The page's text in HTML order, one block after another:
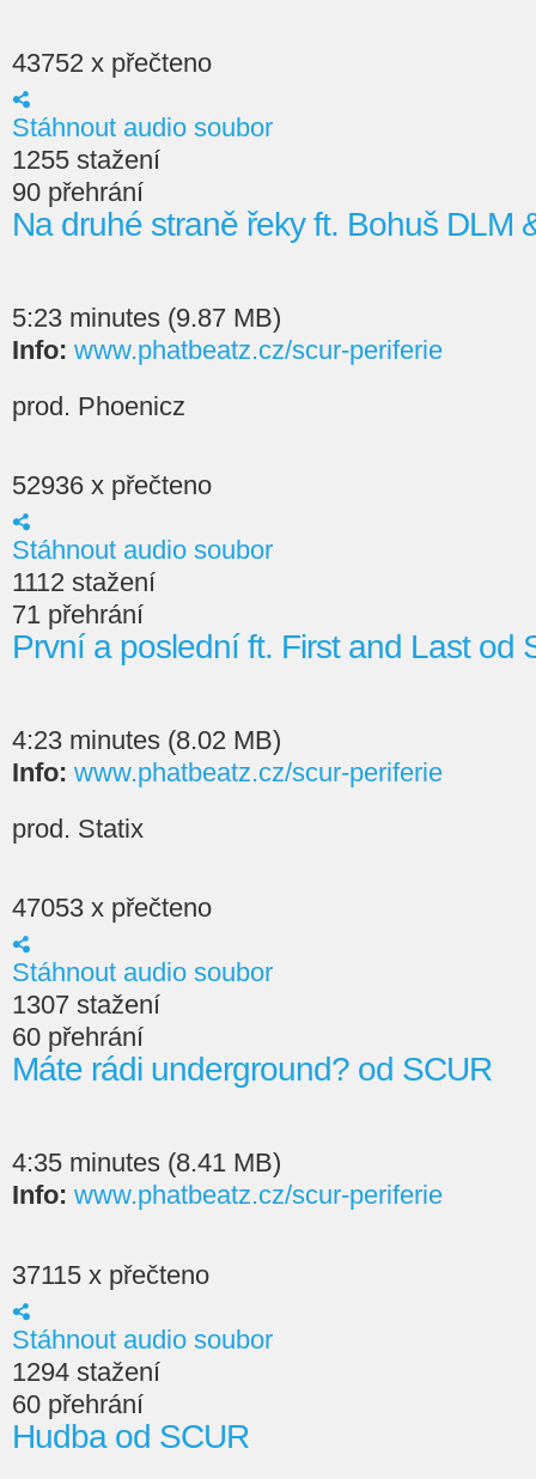
43752 x přečteno
Stáhnout audio soubor
1255 stažení
90 přehrání
Na druhé straně řeky ft. Bohuš DLM
5:23 minutes (9.87 MB)
Info: www.phatbeatz.cz/scur-periferie
prod. Phoenicz
52936 x přečteno
Stáhnout audio soubor
1112 stažení
71 přehrání
První a poslední ft. First and Last od
4:23 minutes (8.02 MB)
Info: www.phatbeatz.cz/scur-periferie
prod. Statix
47053 x přečteno
Stáhnout audio soubor
1307 stažení
60 přehrání
Máte rádi underground? od SCUR
4:35 minutes (8.41 MB)
Info: www.phatbeatz.cz/scur-periferie
37115 x přečteno
Stáhnout audio soubor
1294 stažení
60 přehrání
Hudba od SCUR